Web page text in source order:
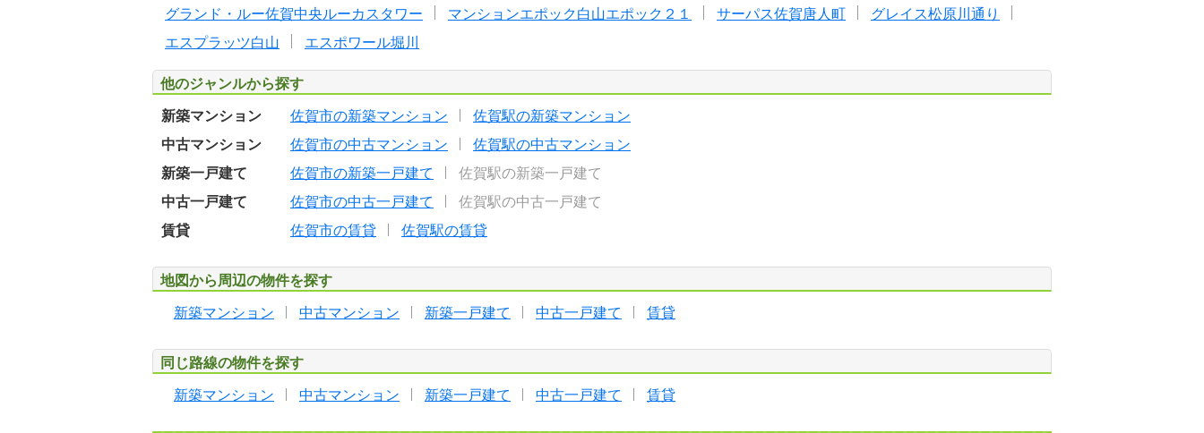
グランド・ルー佐賀中央ルーカスタワー
マンションエポック白山エポック２１ サーパス佐賀唐人町
グレイス松原川通り
エスプラッツ白山
エスポワール堀川
他のジャンルから探す
新築マンション 佐賀市の新築マンション
佐賀駅の新築マンション
中古マンション
佐賀市の中古マンション
佐賀駅の中古マンション
新築一戸建て
佐賀市の新築一戸建て
佐賀駅の新築一戸建て
中古一戸建て
佐賀市の中古一戸建て
佐賀駅の中古一戸建て
賃貸
佐賀市の賃貸 佐賀駅の賃貸
地図から周辺の物件を探す
新築マンション 中古マンション 新築一戸建て 中古一戸建て 賃貸
同じ路線の物件を探す
新築マンション 中古マンション 新築一戸建て 中古一戸建て 賃貸